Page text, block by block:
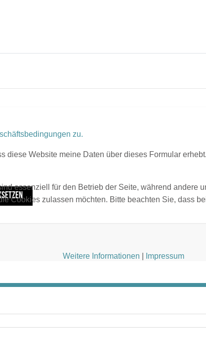
zu.
diese Website meine Daten über dieses Formular erhebt.
essenziell für den Betrieb der Seite, während andere
Cookies zulassen möchten. Bitte beachten Sie, dass
Weitere Informationen Impressum